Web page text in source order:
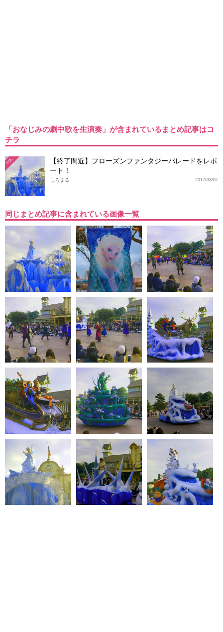
「おなじみの劇中歌を生演奏」が含まれているまとめ記事はコ
チラ
TDL
【終了間近】フローズンファンタジーパレードをレポ
ート！
2017/03/07
しろまる
同じまとめ記事に含まれている画像一覧